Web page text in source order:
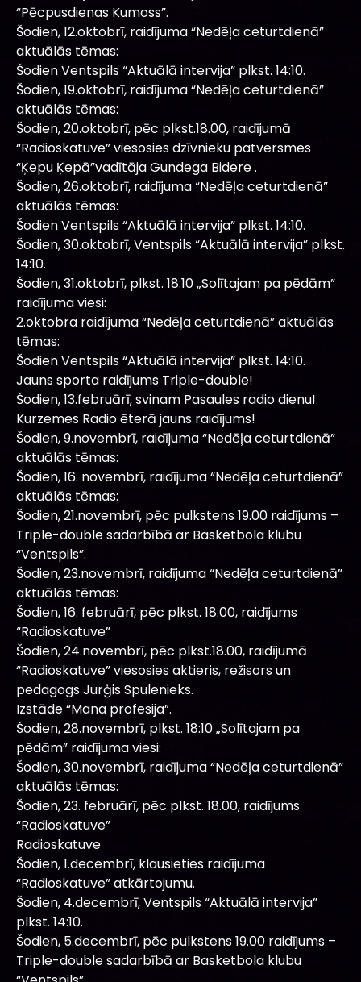
“Pēcpusdienas Kumoss”.
Šodien, 12.oktobrī, raidījuma “Nedēļa ceturtdienā”
aktuālās tēmas:
Šodien Ventspils “Aktuālā intervija” plkst. 14:10.
Šodien, 19.oktobrī, raidījuma “Nedēļa ceturtdienā”
aktuālās tēmas:
Šodien, 20.oktobrī, pēc plkst.18.00, raidījumā
“Radioskatuve” viesosies dzīvnieku patversmes
“Ķepu Ķepā”vadītāja Gundega Bidere .
Šodien, 26.oktobrī, raidījuma “Nedēļa ceturtdienā”
aktuālās tēmas:
Šodien Ventspils “Aktuālā intervija” plkst. 14:10.
Šodien, 30.oktobrī, Ventspils “Aktuālā intervija” plkst.
14:10.
Šodien, 31.oktobrī, plkst. 18:10 „Solītajam pa pēdām”
raidījuma viesi:
2.oktobra raidījuma “Nedēļa ceturtdienā” aktuālās
tēmas:
Šodien Ventspils “Aktuālā intervija” plkst. 14:10.
Jauns sporta raidījums Triple-double!
Šodien, 13.februārī, svinam Pasaules radio dienu!
Kurzemes Radio ēterā jauns raidījums!
Šodien, 9.novembrī, raidījuma “Nedēļa ceturtdienā”
aktuālās tēmas:
Šodien, 16. novembrī, raidījuma “Nedēļa ceturtdienā”
aktuālās tēmas:
Šodien, 21.novembrī, pēc pulkstens 19.00 raidījums –
Triple-double sadarbībā ar Basketbola klubu
“Ventspils”.
Šodien, 23.novembrī, raidījuma “Nedēļa ceturtdienā”
aktuālās tēmas:
Šodien, 16. februārī, pēc plkst. 18.00, raidījums
“Radioskatuve”
Šodien, 24.novembrī, pēc plkst.18.00, raidījumā
“Radioskatuve” viesosies aktieris, režisors un
pedagogs Jurģis Spulenieks.
Izstāde “Mana profesija”.
Šodien, 28.novembrī, plkst. 18:10 „Solītajam pa
pēdām” raidījuma viesi:
Šodien, 30.novembrī, raidījuma “Nedēļa ceturtdienā”
aktuālās tēmas:
Šodien, 23. februārī, pēc plkst. 18.00, raidījums
“Radioskatuve”
Radioskatuve
Šodien, 1.decembrī, klausieties raidījuma
“Radioskatuve” atkārtojumu.
Šodien, 4.decembrī, Ventspils “Aktuālā intervija”
plkst. 14:10.
Šodien, 5.decembrī, pēc pulkstens 19.00 raidījums –
Triple-double sadarbībā ar Basketbola klubu